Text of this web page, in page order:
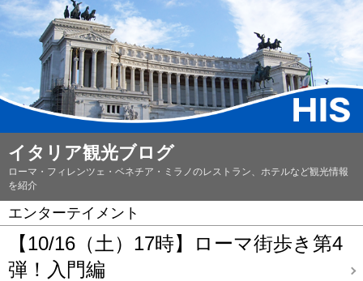
イタリア観光ブログ
ローマ・フィレンツェ・ベネチア・ミラノのレストラン、ホテルなど観光情報
を紹介
エンターテイメント
【10/16（土）17時】ローマ街歩き第4
弾！入門編